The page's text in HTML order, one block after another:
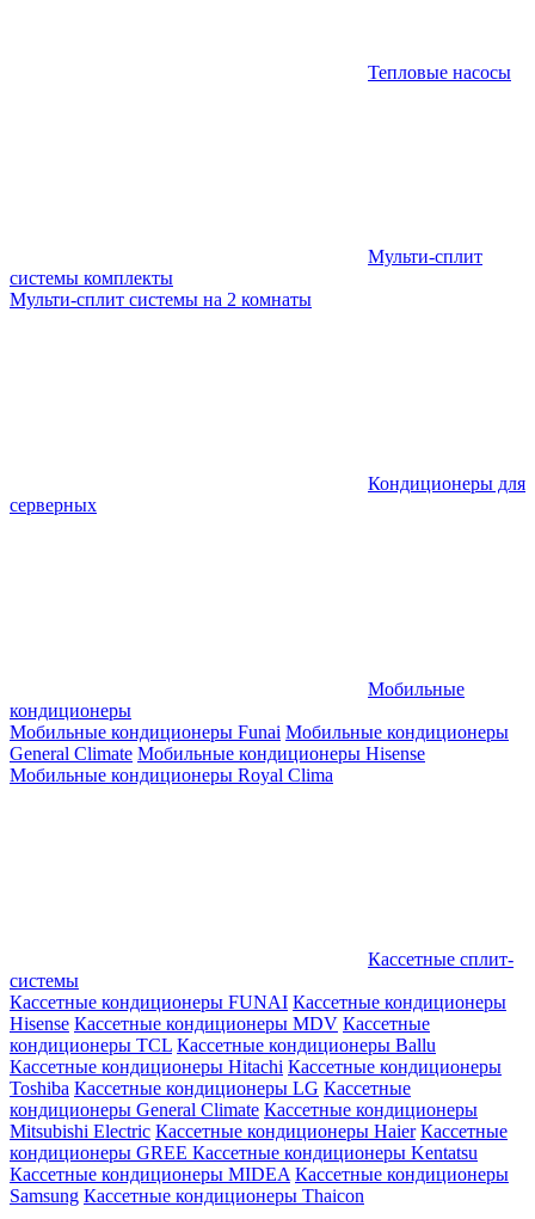
Тепловые насосы
Мульти-сплит
системы комплекты
Мульти-сплит системы на 2 комнаты
Кондиционеры для
серверных
Мобильные
кондиционеры
Мобильные кондиционеры Funai Мобильные кондиционеры
General Climate Мобильные кондиционеры Hisense
Мобильные кондиционеры Royal Clima
Кассетные сплит-
системы
Кассетные кондиционеры FUNAI Кассетные кондиционеры
Hisense Кассетные кондиционеры MDV Кассетные
кондиционеры TCL Кассетные кондиционеры Ballu
Кассетные кондиционеры Hitachi Кассетные кондиционеры
Toshiba Кассетные кондиционеры LG Кассетные
кондиционеры General Climate Кассетные кондиционеры
Mitsubishi Electric Кассетные кондиционеры Haier Кассетные
кондиционеры GREE Кассетные кондиционеры Kentatsu
Кассетные кондиционеры MIDEA Кассетные кондиционеры
Samsung Кассетные кондиционеры Thaicon